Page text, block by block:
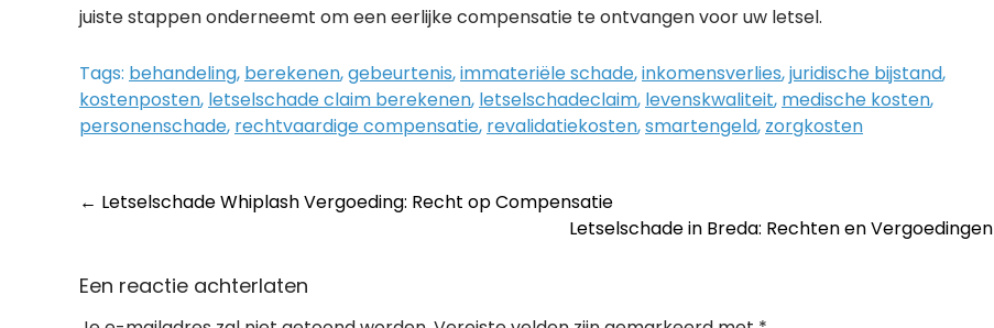
juiste stappen onderneemt om een eerlijke compensatie te ontvangen voor uw letsel.
Tags: behandeling, berekenen,gebeurtenis,immateriële schade,inkomensverlies,juridische bijstand,
kostenposten, letselschade claim berekenen, letselschadeclaim, levenskwaliteit, medische kosten,
personenschade, rechtvaardige compensatie, revalidatiekosten,smartengeld, zorgkosten
Post
← Letselschade Whiplash Vergoeding: Recht op Compensatie
Letselschade in Breda: Rechten en Vergoedingen
Een reactie achterlaten